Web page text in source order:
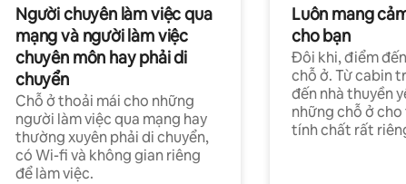
Người chuyên làm việc qua
mạng và người làm việc
chuyên môn hay phải di
chuyển
Chỗ ở thoải mái cho những
người làm việc qua mạng hay
thường xuyên phải di chuyển,
có Wi-fi và không gian riêng
để làm việc.
Luôn mang
cho bạn
Đôi khi, điểm
chỗ ở. Từ cabin
đến nhà thuyền
những chỗ ở
tính chất rất